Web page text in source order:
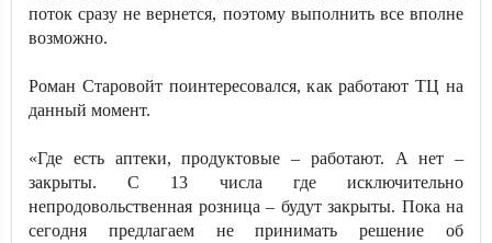
поток сразу не вернется, поэтому выполнить все вполне
возможно.
Роман Старовойт поинтересовался, как работают ТЦ на
данный момент.
«Где есть аптеки, продуктовые – работают. А нет –
закрыты. С 13 числа где исключительно
непродовольственная розница – будут закрыты. Пока на
сегодня предлагаем не принимать решение об